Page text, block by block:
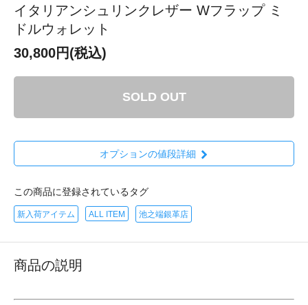
イタリアンシュリンクレザー Wフラップ ミ
ドルウォレット
30,800円(税込)
SOLD OUT
オプションの値段詳細
この商品に登録されているタグ
新入荷アイテム ALL ITEM 池之端銀革店
商品の説明